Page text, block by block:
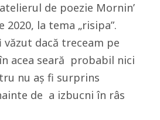
de poezie Mornin’
2020, la tema „risipa”.
dacă treceam pe
acea seară probabil nici
nu aş fi surprins
de a izbucni în râs